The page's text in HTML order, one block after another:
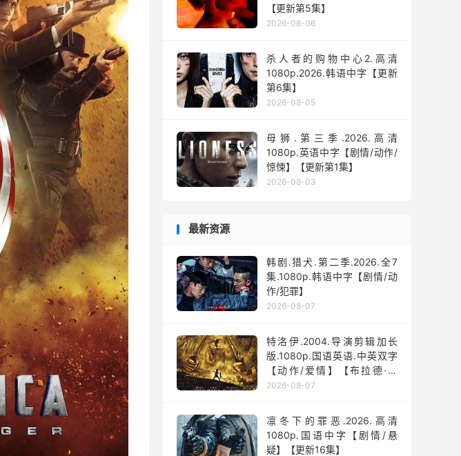
【更新第5集】
2026-08-06
杀人者的购物中心2.高清
1080p.2026.韩语中字【更新
第6集】
2026-08-05
母狮.第三季.2026.高清
1080p.英语中字【剧情/动作/
惊悚】【更新第1集】
2026-08-03
最新资源
韩剧.猎犬.第二季.2026.全7
集.1080p.韩语中字【剧情/动
作/犯罪】
2026-08-07
特洛伊.2004.导演剪辑加长
版.1080p.国语英语.中英双字
【动作/爱情】【布拉德·皮
特】
2026-08-07
凛冬下的罪恶.2026.高清
1080p.国语中字【剧情/悬
疑】【更新16集】